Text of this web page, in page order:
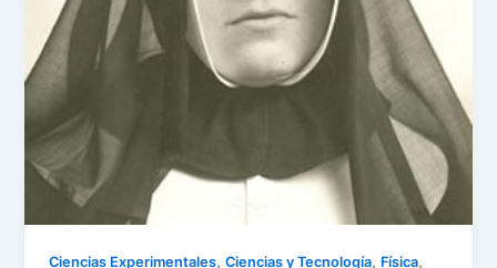
Ciencias Experimentales,Ciencias y Tecnología, Física,